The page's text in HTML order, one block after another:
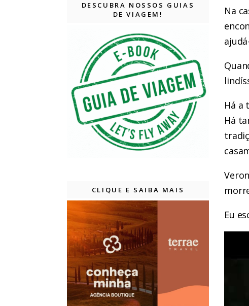
Na
Há a
Há
Eu
DESCUBRA NOSSOS GUIAS
DE VIAGEM!
CLIQUE E SAIBA MAIS